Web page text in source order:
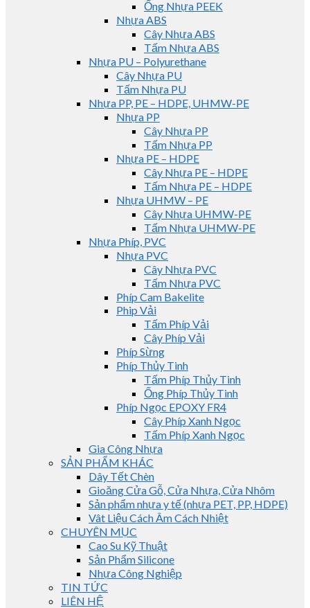
Ống Nhựa PEEK
Nhựa ABS
Cây Nhựa ABS
Tấm Nhựa ABS
Nhựa PU – Polyurethane
Cây Nhựa PU
Tấm Nhựa PU
Nhựa PP, PE – HDPE, UHMW-PE
Nhựa PP
Cây Nhựa PP
Tấm Nhựa PP
Nhựa PE – HDPE
Cây Nhựa PE – HDPE
Tấm Nhựa PE – HDPE
Nhựa UHMW – PE
Cây Nhựa UHMW-PE
Tấm Nhựa UHMW-PE
Nhựa Phíp, PVC
Nhựa PVC
Cây Nhựa PVC
Tấm Nhựa PVC
Phíp Cam Bakelite
Phip Vải
Tấm Phíp Vải
Cây Phíp Vải
Phíp Sừng
Phíp Thủy Tinh
Tấm Phíp Thủy Tinh
Ống Phíp Thủy Tinh
Phíp Ngọc EPOXY FR4
Cây Phíp Xanh Ngọc
Tấm Phíp Xanh Ngọc
Gia Công Nhựa
SẢN PHẨM KHÁC
Dây Tết Chèn
Gioăng Cửa Gỗ, Cửa Nhựa, Cửa Nhôm
Sản phẩm nhựa y tế (nhựa PET, PP, HDPE)
Vât Liệu Cách Âm Cách Nhiệt
CHUYÊN MỤC
Cao Su Kỹ Thuật
Sản Phẩm Silicone
Nhựa Công Nghiệp
TIN TỨC
LIÊN HỆ